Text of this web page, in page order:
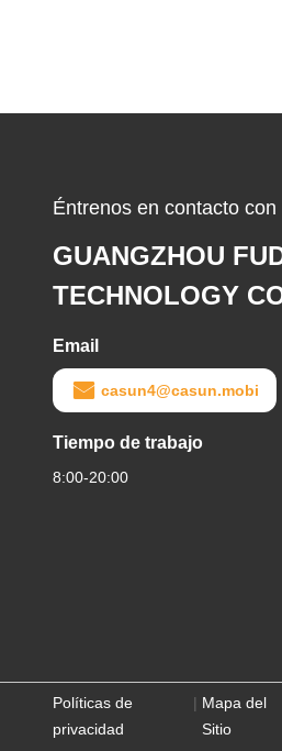
Éntrenos en contacto con
GUANGZHOU
TECHNOLOGY
Email
casun4@casun.mobi
Tiempo de trabajo
8:00-20:00
Políticas de
privacidad
| Mapa del
Sitio